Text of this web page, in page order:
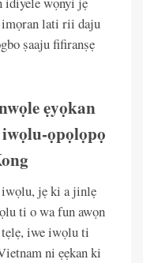
lati rii daju
ṣaaju fifiranṣẹ
ẹyọkan
ọpọlọpọ
jẹ ki a jinlẹ
ti o wa fun awọn
iwe iwọlu ti
ni ẹẹkan ki